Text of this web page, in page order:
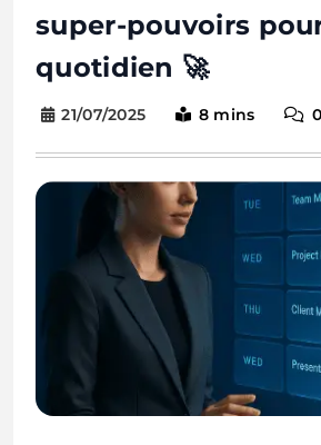
super-pouvoirs
quotidien 🚀
21/07/2025 8 mins 0